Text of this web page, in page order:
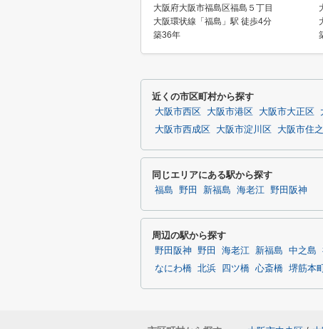
大阪府大阪市福島区福島５丁目
大阪環状線「福島」駅 徒歩4分
築36年
近くの市区町村から探す
大阪市西区 大阪市港区 大阪市大正区
大阪市西成区
大阪市淀川区 大阪市住
同じエリアにある駅から探す
福島 野田 新福島 海老江 野田阪神
周辺の駅から探す
野田阪神 野田 海老江 新福島 中之島
なにわ橋 北浜 四ツ橋 心斎橋 堺筋本町